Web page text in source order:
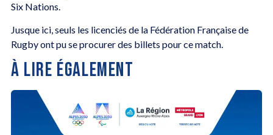
Six Nations.
Jusque ici, seuls les licenciés de la Fédération Française de
Rugby ont pu se procurer des billets pour ce match.
À LIRE ÉGALEMENT